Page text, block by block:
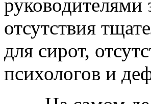
руководителями
отсутствия
для сирот,
психологов и